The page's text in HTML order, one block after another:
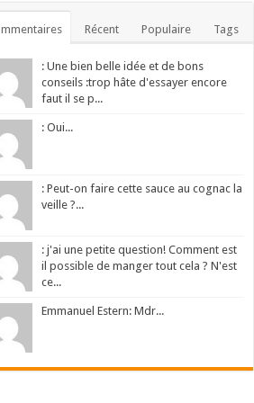
Récent Populaire Tags
: Une bien belle idée et de bons
conseils :trop hâte d'essayer encore
faut il se p...
: Oui...
: Peut-on faire cette sauce au cognac la
veille ?...
: j'ai une petite question! Comment est
il possible de manger tout cela ? N'est
ce...
Emmanuel Estern: Mdr...